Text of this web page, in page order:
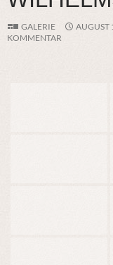
GALERIE AUGUST
KOMMENTAR